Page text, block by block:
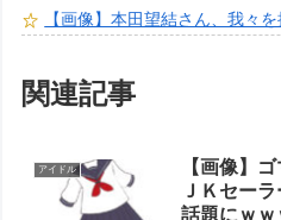
【画像】本田望結さん、我々を
関連記事
アイドル
【画像】
ＪＫセー
話題にｗｗ